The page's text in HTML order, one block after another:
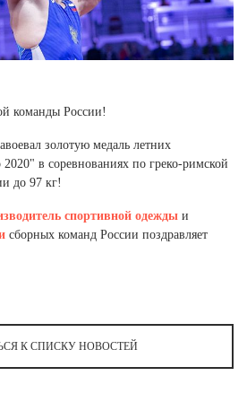
команды России!
золотую медаль летних
в соревнованиях по греко-римской
до 97 кг!
спортивной одежды и
сборных команд России поздравляет
К СПИСКУ НОВОСТЕЙ